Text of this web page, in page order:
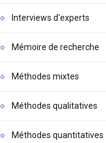
Interviews d'experts
Mémoire de recherche
Méthodes mixtes
Méthodes qualitatives
Méthodes quantitatives